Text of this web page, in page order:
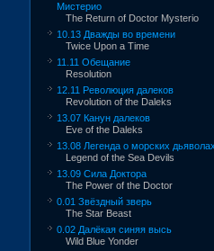
Мистерио
The Return of Doctor Mysterio
10.13 Дважды во времени
Twice Upon a Time
11.11 Обещание
Resolution
12.11 Революция далеков
Revolution of the Daleks
13.07 Канун далеков
Eve of the Daleks
13.08 Легенда о морских дьяволах
Legend of the Sea Devils
13.09 Сила Доктора
The Power of the Doctor
0.01 Звёздный зверь
The Star Beast
0.02 Далёкая синяя высь
Wild Blue Yonder